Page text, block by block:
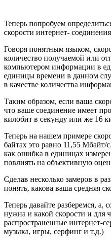
Теперь попробуем
скорости интернет-
Говоря понятным языком,
количество получаемой или
компьютером информации в
единицы времени в данном
в качестве количества
Таким образом, если ваша
что ваше соединение имеет
килобит в секунду или же 16
Теперь на нашем примере
байтах это равно 11,55
как ошибка в единицах
повлиять на объективную
Сделав несколько замеров в
понять, какова ваша средняя
Теперь давайте разберемся, а,
нужна и какой скорости и для
распространенные интернет-
музыка, игры, серфинг и т.д.)